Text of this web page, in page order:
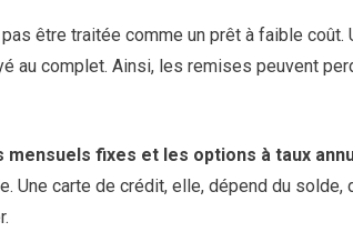
être traitée comme un prêt à faible coût.
au complet. Ainsi, les remises peuvent
mensuels fixes et les options à taux
Une carte de crédit, elle, dépend du solde,